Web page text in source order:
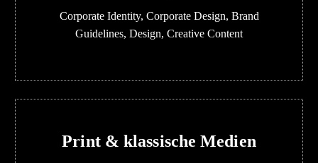
Corporate Identity, Corporate Design, Brand
Guidelines, Design, Creative Content
Print & klassische Medien